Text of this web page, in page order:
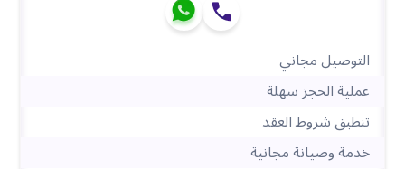
التوصيل مجاني
عملية الحجز سهلة
تنطبق شروط العقد
خدمة وصيانة مجانية